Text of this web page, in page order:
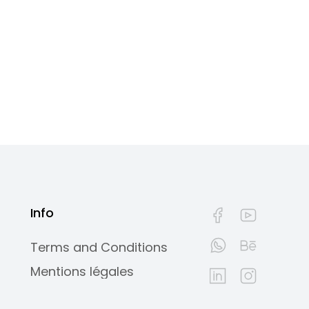
Info
Terms and Conditions
Mentions légales